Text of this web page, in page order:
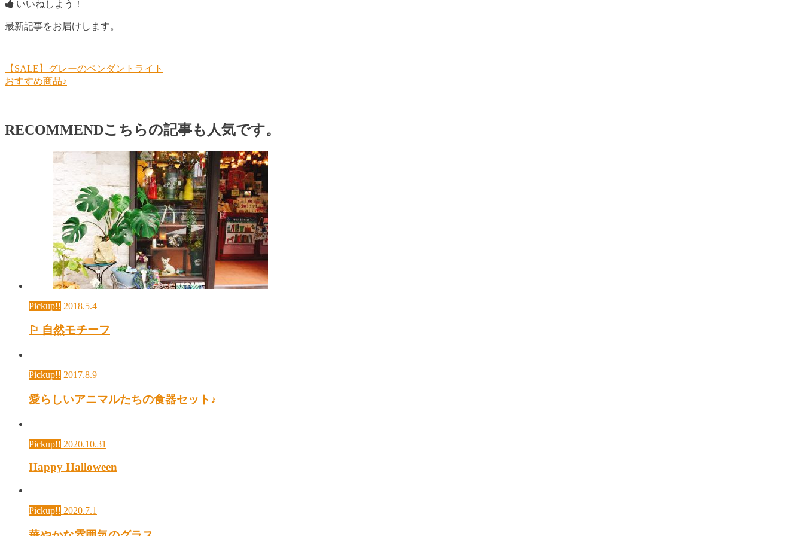
いいねしよう！
最新記事をお届けします。
【SALE】グレーのペンダントライト
おすすめ商品♪
RECOMMENDこちらの記事も人気です。
Pickup!! 2018.5.4
⚐ 自然モチーフ
Pickup!! 2017.8.9
愛らしいアニマルたちの食器セット♪
Pickup!! 2020.10.31
Happy Halloween
Pickup!! 2020.7.1